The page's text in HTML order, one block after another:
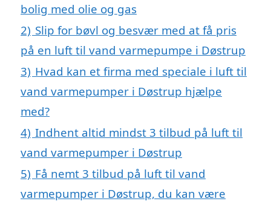
bolig med olie og gas
2) Slip for bøvl og besvær med at få pris
på en luft til vand varmepumpe i Døstrup
3) Hvad kan et firma med speciale i luft til
vand varmepumper i Døstrup hjælpe
med?
4) Indhent altid mindst 3 tilbud på luft til
vand varmepumper i Døstrup
5) Få nemt 3 tilbud på luft til vand
varmepumper i Døstrup, du kan være